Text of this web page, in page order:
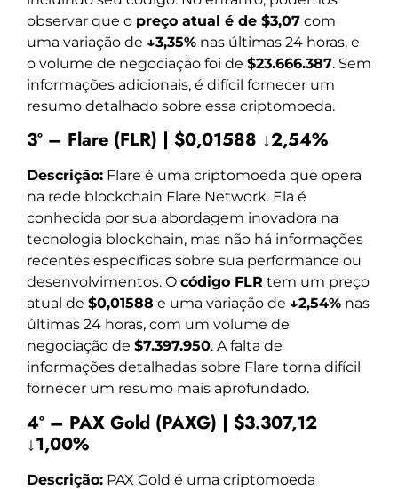
observar que o preço atual é de $3,07 com
uma variação de ↓3,35% nas últimas 24 horas, e
o volume de negociação foi de $23.666.387. Sem
informações adicionais, é difícil fornecer um
resumo detalhado sobre essa criptomoeda.
3º – Flare (FLR) | $0,01588 ↓2,54%
Descrição: Flare é uma criptomoeda que opera
na rede blockchain Flare Network. Ela é
conhecida por sua abordagem inovadora na
tecnologia blockchain, mas não há informações
recentes específicas sobre sua performance ou
desenvolvimentos. O código FLR tem um preço
atual de $0,01588 e uma variação de ↓2,54% nas
últimas 24 horas, com um volume de
negociação de $7.397.950. A falta de
informações detalhadas sobre Flare torna difícil
fornecer um resumo mais aprofundado.
4º – PAX Gold (PAXG) | $3.307,12
↓1,00%
Descrição: PAX Gold é uma criptomoeda